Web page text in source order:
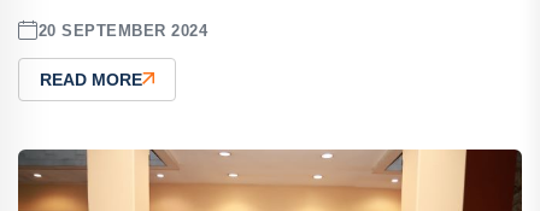
20 SEPTEMBER 2024
READ MORE